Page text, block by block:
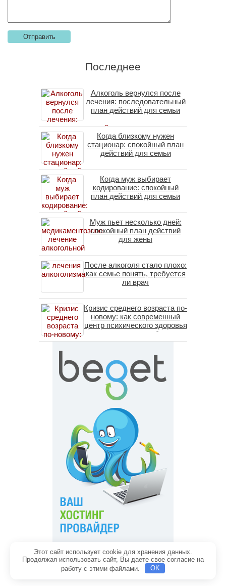
Последнее
Алкоголь вернулся после
лечения: последовательный
план действий для семьи
Когда близкому нужен
стационар: спокойный план
действий для семьи
Когда муж выбирает
кодирование: спокойный
план действий для семьи
Муж пьет несколько дней:
спокойный план действий
для жены
После алкоголя стало плохо:
как семье понять, требуется
ли врач
Кризис среднего возраста по-
новому: как современный
центр психического здоровья
помогает пересобрать
личность без таблеток
Главная Обратная связь
Политика конфиденциальности Содержание
Этот сайт использует cookie для хранения данных.
Продолжая использовать сайт, Вы даете свое согласие на
работу с этими файлами.
OK